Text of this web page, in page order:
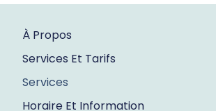
À Propos
Services Et Tarifs
Services
Horaire Et Information